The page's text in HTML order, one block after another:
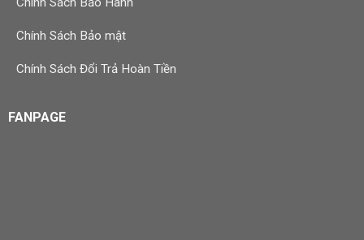
Chính Sách Bảo mật
Chính Sách Đổi Trả Hoàn Tiền
FANPAGE